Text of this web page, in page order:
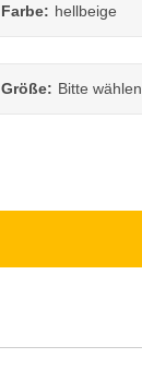
Farbe: hellbeige
Größe: Bitte wählen